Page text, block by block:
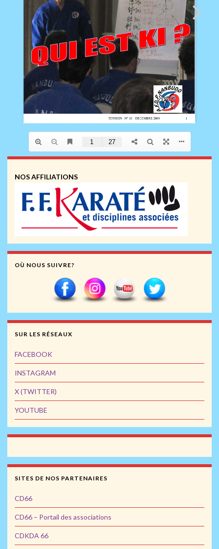
NOS AFFILIATIONS
OÙ NOUS SUIVRE?
SUR LES RÉSEAUX
FACEBOOK
INSTAGRAM
X (TWITTER)
YOUTUBE
SITES DE NOS PARTENAIRES
CD66
CD66 – Portail des associations
CDKDA 66